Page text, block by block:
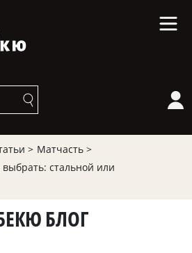
> Матчасть >
стальной или
БЛОГ